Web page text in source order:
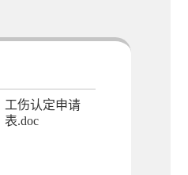
工伤认定申请
表.doc